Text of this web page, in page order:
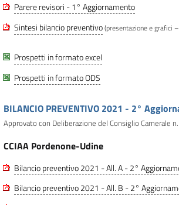
Parere revisori - 1° Aggiornamento
Sintesi bilancio preventivo(presentazione e grafici
Prospetti in formato excel
Prospetti in formato ODS
BILANCIO PREVENTIVO 2021 - 2°
Approvato con Deliberazione del Consiglio Camerale
CCIAA Pordenone-Udine
Bilancio preventivo 2021 - All. A - 2°
Bilancio preventivo 2021 - All. B - 2°